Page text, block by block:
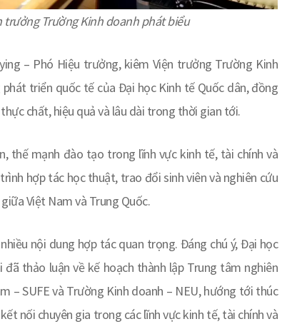
trưởng Trường Kinh doanh phát biểu
– Phó Hiệu trưởng, kiêm Viện trưởng Trường Kinh
triển quốc tế của Đại học Kinh tế Quốc dân, đồng
chất, hiệu quả và lâu dài trong thời gian tới.
thế mạnh đào tạo trong lĩnh vực kinh tế, tài chính và
hợp tác học thuật, trao đổi sinh viên và nghiên cứu
Việt Nam và Trung Quốc.
nội dung hợp tác quan trọng. Đáng chú ý, Đại học
thảo luận về kế hoạch thành lập Trung tâm nghiên
– SUFE và Trường Kinh doanh – NEU, hướng tới thúc
nối chuyên gia trong các lĩnh vực kinh tế, tài chính và